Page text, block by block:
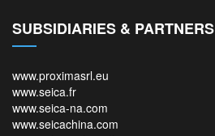
SUBSIDIARIES & PARTNERS
www.proximasrl.eu
www.seica.fr
www.seica-na.com
www.seicachina.com